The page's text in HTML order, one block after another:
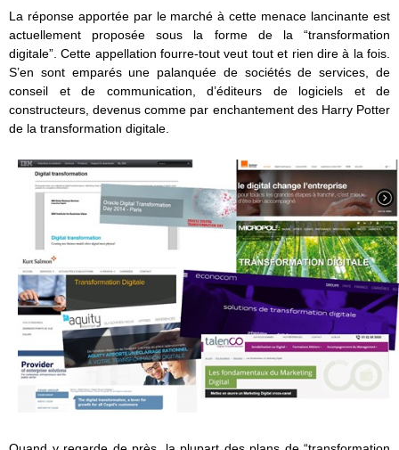
La réponse apportée par le marché à cette menace lancinante est
actuellement proposée sous la forme de la “transformation
digitale”. Cette appellation fourre-tout veut tout et rien dire à la fois.
S’en sont emparés une palanquée de sociétés de services, de
conseil et de communication, d’éditeurs de logiciels et de
constructeurs, devenus comme par enchantement des Harry Potter
de la transformation digitale.